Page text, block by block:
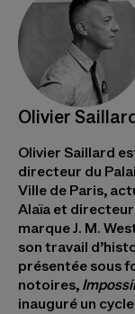
Olivier Saillard
Olivier Saillard
directeur du
Ville de Paris,
Alaïa et
marque J. M.
son travail
présentée sous
notoires,
inauguré un